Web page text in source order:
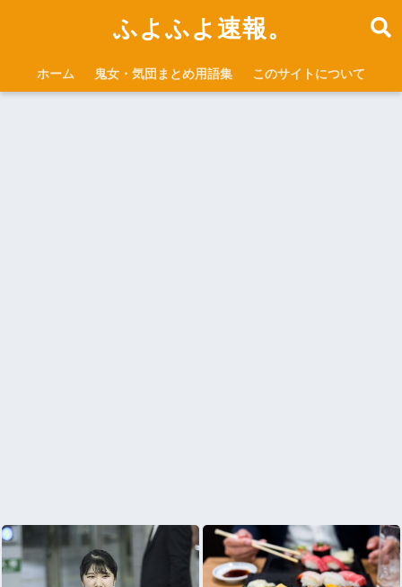
ふよふよ速報。
ホーム 鬼女・気団まとめ用語集 このサイトについて